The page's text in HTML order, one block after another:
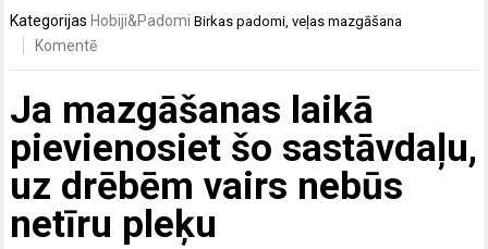
KategorijasHobiji&Padomi Birkaspadomi ,veļas mazgāšana
Komentē
Ja mazgāšanas laikā
pievienosiet šo sastāvdaļu,
uz drēbēm vairs nebūs
netīru pleķu